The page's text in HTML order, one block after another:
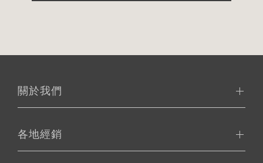
關於我們
各地經銷